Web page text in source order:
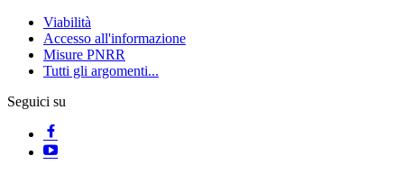
Viabilità
Accesso all'informazione
Misure PNRR
Tutti gli argomenti...
Seguici su